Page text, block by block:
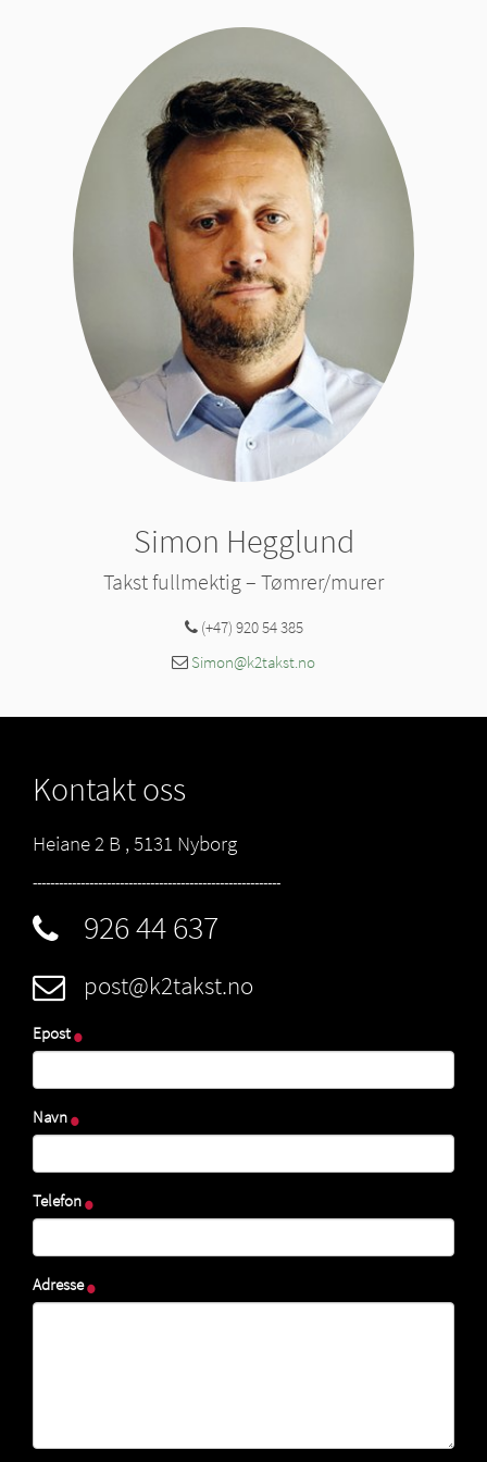
Simon Hegglund
Takst fullmektig – Tømrer/murer
(+47) 920 54 385
Simon@k2takst.no
Kontakt oss
Heiane 2 B , 5131 Nyborg
---------------------------------------------------------
926 44 637
post@k2takst.no
Epost
Navn
Telefon
Adresse